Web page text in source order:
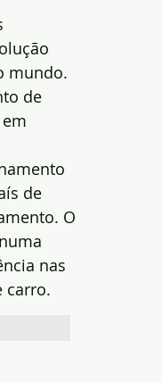
mundo.
de
de
O
nas
carro.